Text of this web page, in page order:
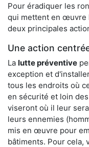
Pour éradiquer les
qui mettent en œuvre
deux principales
Une action
La lutte préventive
exception et
tous les endroits où
en sécurité et loin
viseront où il leur
leurs ennemies
mis en œuvre pour
bâtiments. Pour cela,